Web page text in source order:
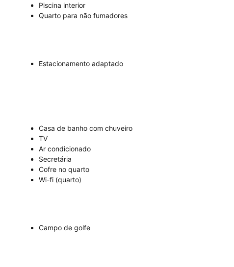
Piscina interior
Quarto para não fumadores
Estacionamento adaptado
Casa de banho com chuveiro
TV
Ar condicionado
Secretária
Cofre no quarto
Wi-fi (quarto)
Campo de golfe